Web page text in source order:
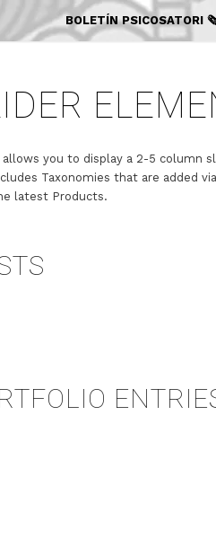
BOLETÍN PSICOSATORI
you to display a 2-5 column
Taxonomies that are added
latest Products.